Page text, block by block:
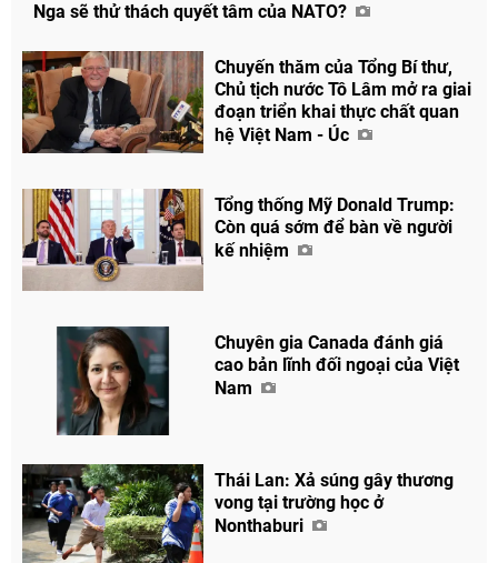
Nga sẽ thử thách quyết tâm của NATO?
Chuyến thăm của Tổng Bí thư,
Chủ tịch nước Tô Lâm mở ra giai
đoạn triển khai thực chất quan
hệ Việt Nam - Úc
Tổng thống Mỹ Donald Trump:
Còn quá sớm để bàn về người
kế nhiệm
Chuyên gia Canada đánh giá
cao bản lĩnh đối ngoại của Việt
Nam
Thái Lan: Xả súng gây thương
vong tại trường học ở
Nonthaburi